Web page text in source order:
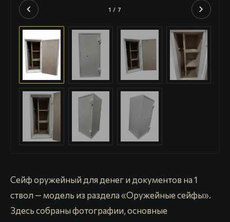
chevron_left 1 / 7 chevron_right
Сейф оружейный для денег и документов на 1
ствол — модель из раздела «Оружейные сейфы».
Здесь собраны фотографии, основные